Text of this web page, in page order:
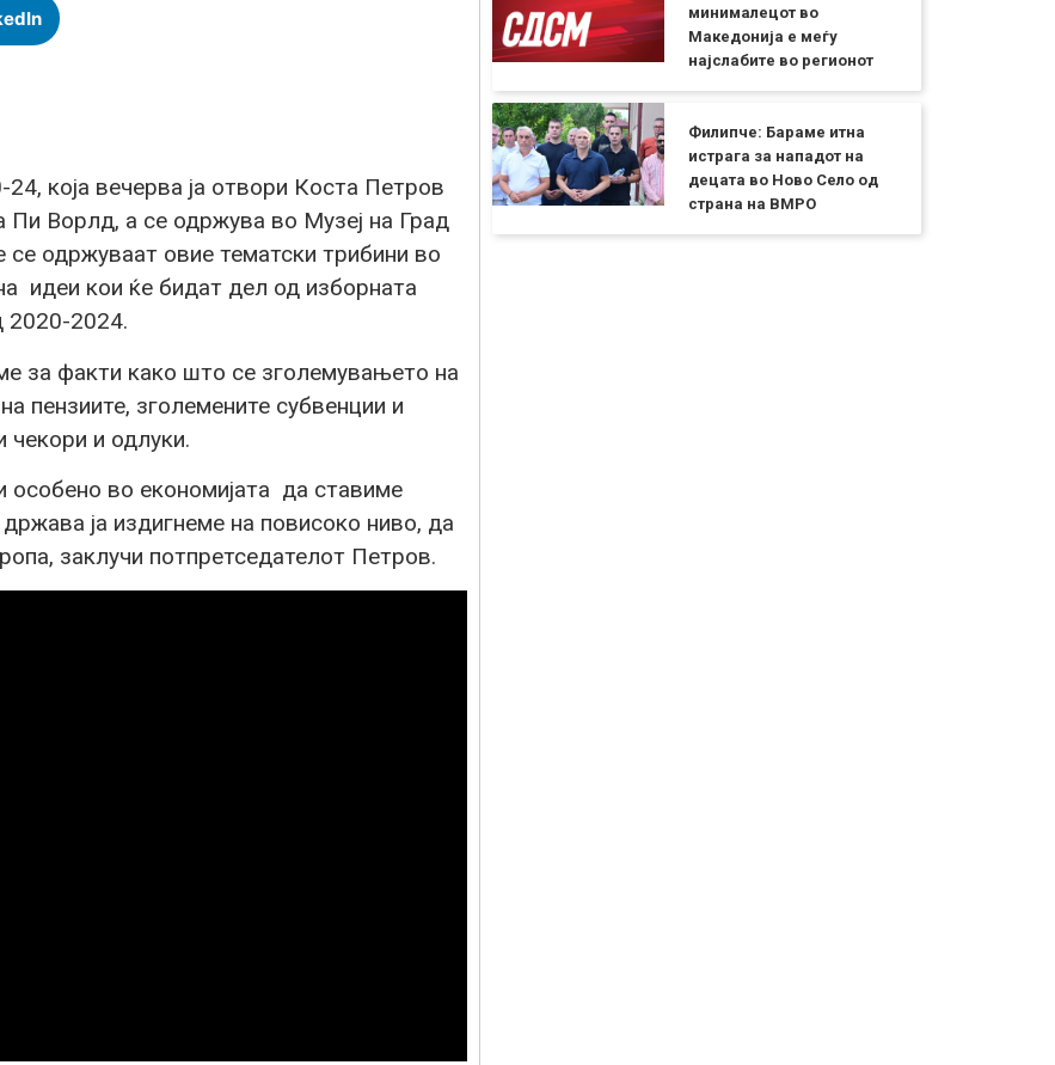
која вечерва ја отвори Коста Петров
Ворлд, а се одржува во Музеј на Град
се одржуваат овие тематски трибини во
идеи кои ќе бидат дел од изборната
2020-2024.
за факти како што се зголемувањето на
пензиите, зголемените субвенции и
чекори и одлуки.
особено во економијата да ставиме
ја издигнеме на повисоко ниво, да
заклучи потпретседателот Петров.
минималецот во
Македонија е меѓу
најслабите во регионот
Филипче: Бараме итна
истрага за нападот на
децата во Ново Село од
страна на ВМРО